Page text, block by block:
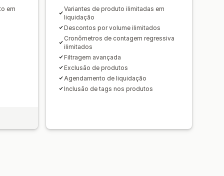
em
Variantes de produto ilimitadas em
liquidação
Descontos por volume ilimitados
Cronômetros de contagem regressiva
ilimitados
Filtragem avançada
Exclusão de produtos
Agendamento de liquidação
Inclusão de tags nos produtos